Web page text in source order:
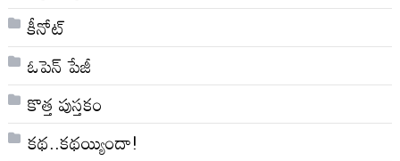
కీనోట్
ఓపెన్ పేజీ
కొత్త పుస్తకం
కథ..కథయ్యిందా!